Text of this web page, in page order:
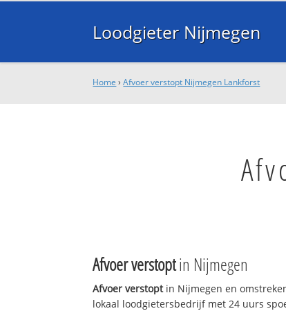
Loodgieter Nijmegen
Home ›Afvoer verstopt Nijmegen Lankforst
Afvoer verstoptin Nijmegen
Afvoer verstoptin Nijmegen en
lokaal loodgietersbedrijf met 24 uurs